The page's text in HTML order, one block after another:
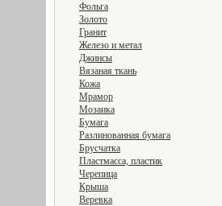
Фольга
Золото
Гранит
Железо и метал
Джинсы
Вязаная ткань
Кожа
Мрамор
Мозаика
Бумага
Разлинованная бумага
Брусчатка
Пластмасса, пластик
Черепица
Крыша
Веревка